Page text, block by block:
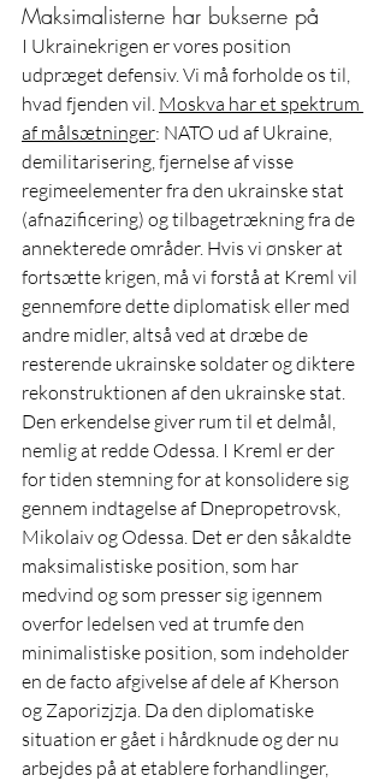
Maksimalisterne har bukserne på
I Ukrainekrigen er vores position
udpræget defensiv. Vi må forholde os til,
hvad fjenden vil. Moskva har et spektrum
af målsætninger: NATO ud af Ukraine,
demilitarisering, fjernelse af visse
regimeelementer fra den ukrainske stat
(afnazificering) og tilbagetrækning fra de
annekterede områder. Hvis vi ønsker at
fortsætte krigen, må vi forstå at Kreml vil
gennemføre dette diplomatisk eller med
andre midler, altså ved at dræbe de
resterende ukrainske soldater og diktere
rekonstruktionen af den ukrainske stat.
Den erkendelse giver rum til et delmål,
nemlig at redde Odessa. I Kreml er der
for tiden stemning for at konsolidere sig
gennem indtagelse af Dnepropetrovsk,
Mikolaiv og Odessa. Det er den såkaldte
maksimalistiske position, som har
medvind og som presser sig igennem
overfor ledelsen ved at trumfe den
minimalistiske position, som indeholder
en de facto afgivelse af dele af Kherson
og Zaporizjzja. Da den diplomatiske
situation er gået i hårdknude og der nu
arbejdes på at etablere forhandlinger,